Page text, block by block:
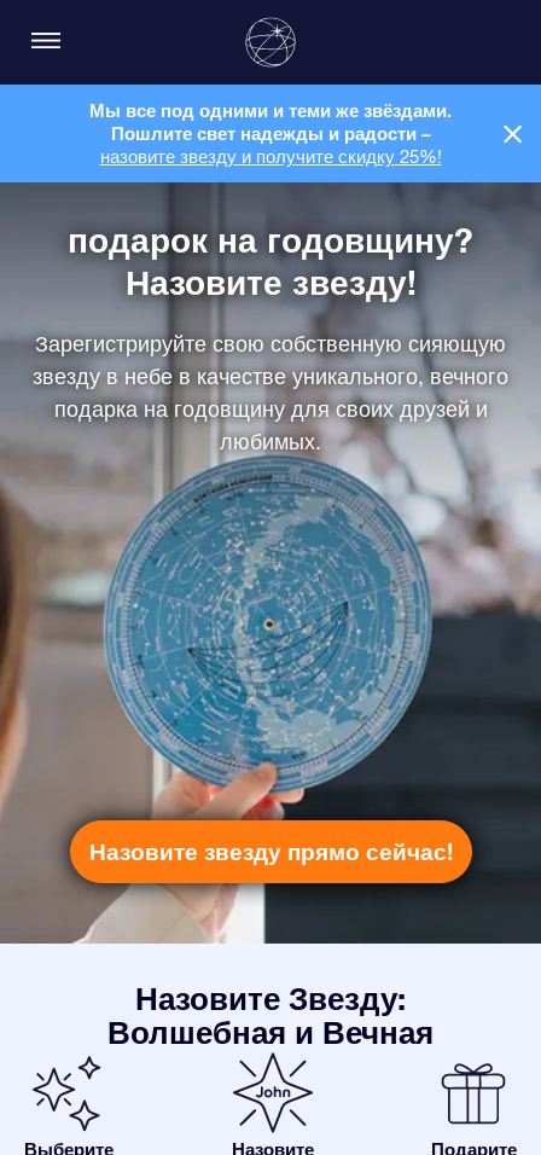
Мы все под одними и теми же звёздами.
Пошлите свет надежды и радости –
назовите звезду и получите скидку 25%!
подарок на годовщину?
Назовите звезду!
Зарегистрируйте свою собственную сияющую
звезду в небе в качестве уникального, вечного
подарка на годовщину для своих друзей и
любимых.
Назовите звезду прямо сейчас!
Назовите Звезду:
Волшебная и Вечная
Выберите Назовите Подарите